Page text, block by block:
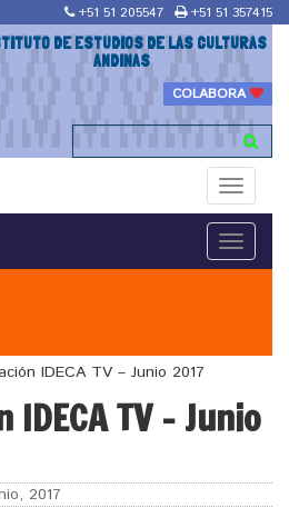
+51 51 205547 +51 51 357415
DE ESTUDIOS DE LAS CULTURAS
ANDINAS
COLABORA
Toggle
Toggle
IDECA TV – Junio 2017
TV – Junio
2017